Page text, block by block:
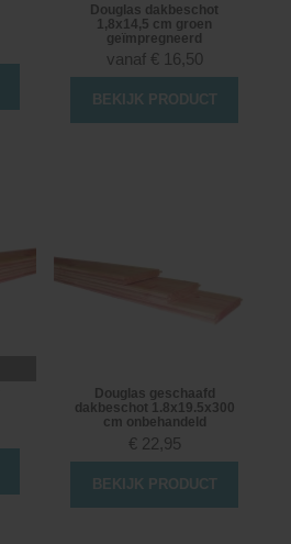
Douglas dakbeschot
1,8x14,5 cm groen
geïmpregneerd
vanaf € 16,50
BEKIJK PRODUCT
Douglas geschaafd
dakbeschot 1.8x19.5x300
cm onbehandeld
€ 22,95
BEKIJK PRODUCT